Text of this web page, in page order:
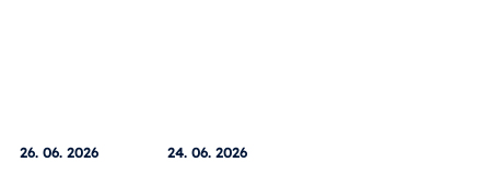
26. 06. 2026 24. 06. 2026